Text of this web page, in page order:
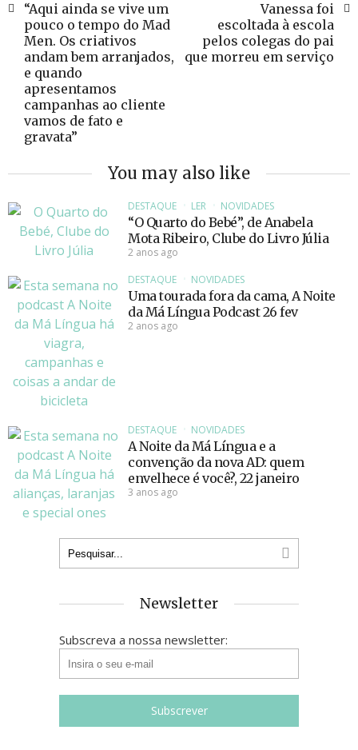
“Aqui ainda se vive um
pouco o tempo do Mad
Men. Os criativos
andam bem arranjados,
e quando
apresentamos
campanhas ao cliente
vamos de fato e
gravata”
Vanessa foi
escoltada à escola
pelos colegas do pai
que morreu em serviço
You may also like
DESTAQUE LER NOVIDADES
“O Quarto do Bebé”, de Anabela
Mota Ribeiro, Clube do Livro Júlia
2 anos ago
DESTAQUE
NOVIDADES
Uma tourada fora da cama, A Noite
da Má Língua Podcast 26 fev
2 anos ago
DESTAQUE NOVIDADES
A Noite da Má Língua e a
convenção da nova AD: quem
envelhece é você?, 22 janeiro
3 anos ago
Newsletter
Subscreva a nossa newsletter: